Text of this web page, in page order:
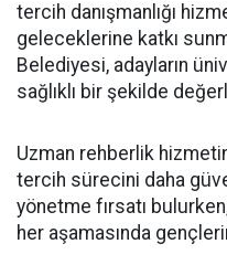
tercih danışmanlığı
geleceklerine katkı
Belediyesi, adayların
sağlıklı bir şekilde
Uzman rehberlik
tercih sürecini daha
yönetme fırsatı
her aşamasında